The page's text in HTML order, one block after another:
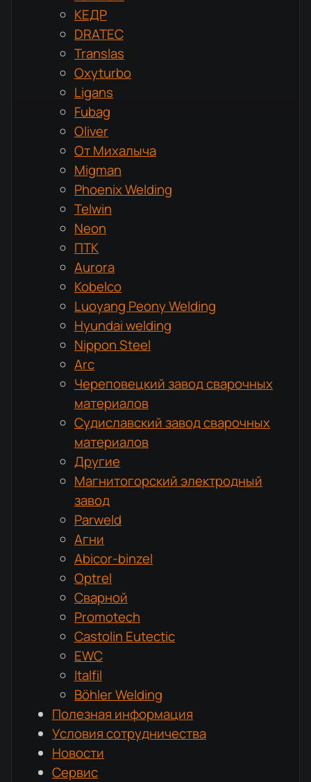
КЕДР
DRATEC
Translas
Oxyturbo
Ligans
Fubag
Oliver
От Михалыча
Migman
Phoenix Welding
Telwin
Neon
ПТК
Aurora
Kobelco
Luoyang Peony Welding
Hyundai welding
Nippon Steel
Arc
Череповецкий завод сварочных
материалов
Судиславский завод сварочных
материалов
Другие
Магнитогорский электродный
завод
Parweld
Агни
Abicor-binzel
Optrel
Сварной
Promotech
Castolin Eutectic
EWC
Italfil
Böhler Welding
Полезная информация
Условия сотрудничества
Новости
Сервис